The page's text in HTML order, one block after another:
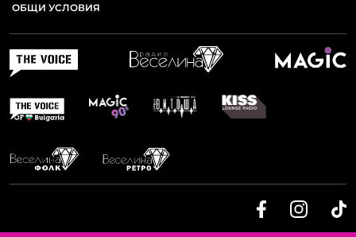
ОБЩИ УСЛОВИЯ